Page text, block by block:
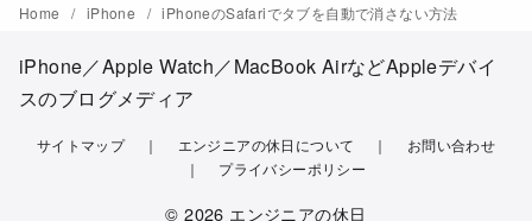
Home iPhone iPhoneのSafariでタブを自動で消さない方法
iPhone／Apple Watch／MacBook AirなどAppleデバイ
スのブログメディア
サイトマップ エンジニアの休日について
お問い合わせ
プライバシーポリシー
© 2026 エンジニアの休日